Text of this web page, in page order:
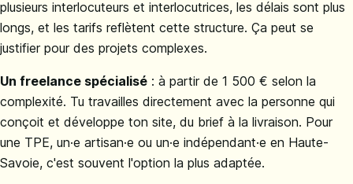
plusieurs interlocuteurs et interlocutrices, les délais sont plus
longs, et les tarifs reflètent cette structure. Ça peut se
justifier pour des projets complexes.
Un freelance spécialisé : à partir de 1 500 € selon la
complexité. Tu travailles directement avec la personne qui
conçoit et développe ton site, du brief à la livraison. Pour
une TPE, un·e artisan·e ou un·e indépendant·e en Haute-
Savoie, c'est souvent l'option la plus adaptée.